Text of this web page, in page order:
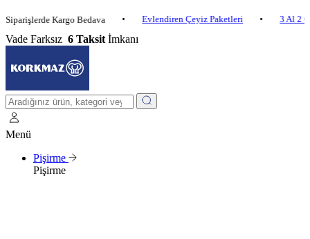
Kargo Bedava • Evlendiren Çeyiz Paketleri • 3 Al 2 Öde
Vade Farksız 6 Taksit İmkanı
Menü
Pişirme
Pişirme